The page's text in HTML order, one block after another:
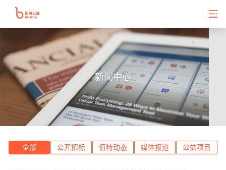
新闻中心
全部 公开招标 佰特动态 媒体报道 公益项目